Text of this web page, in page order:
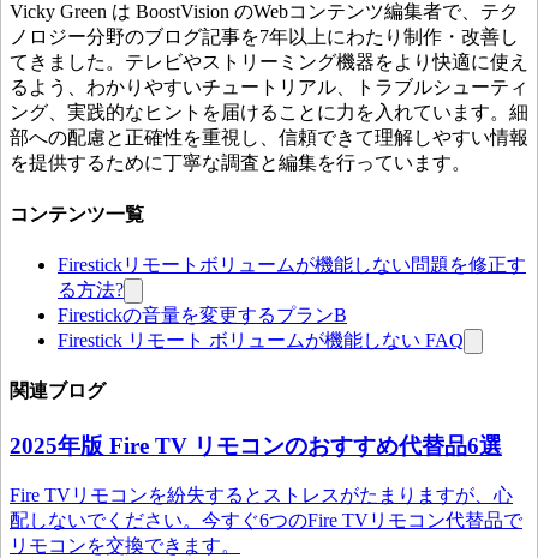
Vicky Green は BoostVision のWebコンテンツ編集者で、テク
ノロジー分野のブログ記事を7年以上にわたり制作・改善し
てきました。テレビやストリーミング機器をより快適に使え
るよう、わかりやすいチュートリアル、トラブルシューティ
ング、実践的なヒントを届けることに力を入れています。細
部への配慮と正確性を重視し、信頼できて理解しやすい情報
を提供するために丁寧な調査と編集を行っています。
コンテンツ一覧
Firestickリモートボリュームが機能しない問題を修正す
る方法?
Firestickの音量を変更するプランB
Firestick リモート ボリュームが機能しない FAQ
関連ブログ
2025年版 Fire TV リモコンのおすすめ代替品6選
Fire TVリモコンを紛失するとストレスがたまりますが、心
配しないでください。今すぐ6つのFire TVリモコン代替品で
リモコンを交換できます。